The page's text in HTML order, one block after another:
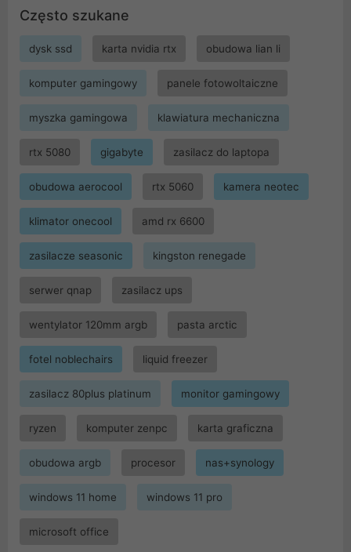
Często szukane
dysk ssd karta nvidia rtx obudowa lian li
komputer gamingowy panele fotowoltaiczne
myszka gamingowa klawiatura mechaniczna
rtx 5080 gigabyte zasilacz do laptopa
obudowa aerocool rtx 5060 kamera neotec
klimator onecool amd rx 6600
zasilacze seasonic kingston renegade
serwer qnap zasilacz ups
wentylator 120mm argb pasta arctic
fotel noblechairs liquid freezer
zasilacz 80plus platinum monitor gamingowy
ryzen komputer zenpc karta graficzna
obudowa argb procesor nas+synology
windows 11 home windows 11 pro
microsoft office